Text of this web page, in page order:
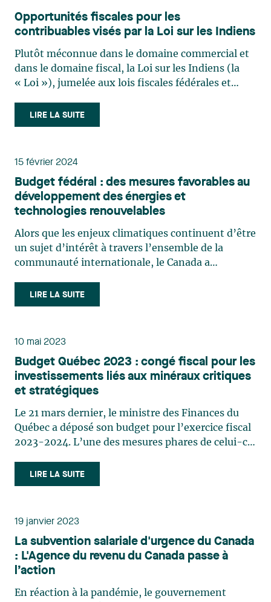
Opportunités fiscales pour les
contribuables visés par la Loi sur les Indiens
Plutôt méconnue dans le domaine commercial et
dans le domaine fiscal, la Loi sur les Indiens (la
« Loi »), jumelée aux lois fiscales fédérales et
vient le temps de planifier les affaires fiscales de
contribuables ayant des racines autochtones.
LIRE LA SUITE
15 février 2024
Budget fédéral : des mesures favorables au
développement des énergies et
technologies renouvelables
Alors que les enjeux climatiques continuent d’être
un sujet d’intérêt à travers l’ensemble de la
communauté internationale, le Canada a
le développement des énergies et technologies
renouvelables. En effet, le gouvernement fédéral
LIRE LA SUITE
10 mai 2023
Budget Québec 2023 : congé fiscal pour les
investissements liés aux minéraux critiques
et stratégiques
Le 21 mars dernier, le ministre des Finances du
Québec a déposé son budget pour l’exercice fiscal
2023-2024. L’une des mesures phares de celui-ci
lien avec la réalisation de grands projets
d’investissement. Malgré qu’à première vue cette
LIRE LA SUITE
19 janvier 2023
La subvention salariale d'urgence du Canada
: L'Agence du revenu du Canada passe à
l’action
En réaction à la pandémie, le gouvernement